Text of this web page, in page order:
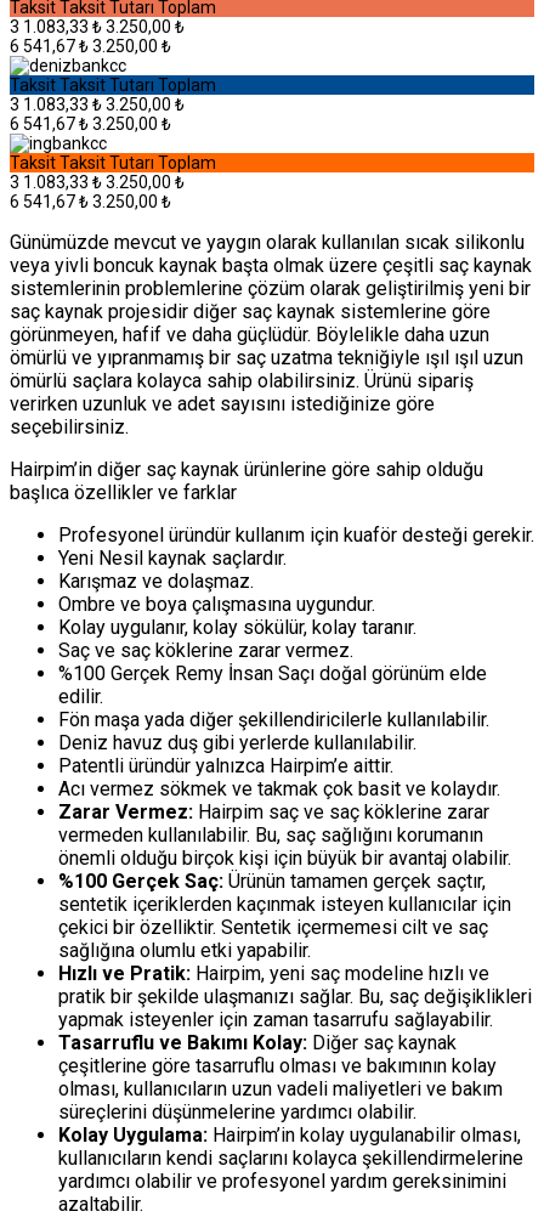
TaksitTaksit Tutarı Toplam
3 1.083,33 ₺3.250,00 ₺
6 541,67 ₺3.250,00 ₺
TaksitTaksit Tutarı Toplam
3 1.083,33 ₺3.250,00 ₺
6 541,67 ₺3.250,00 ₺
TaksitTaksit Tutarı Toplam
3 1.083,33 ₺3.250,00 ₺
6 541,67 ₺3.250,00 ₺
Günümüzde mevcut ve yaygın olarak kullanılan sıcak silikonlu
veya yivli boncuk kaynak başta olmak üzere çeşitli saç kaynak
sistemlerinin problemlerine çözüm olarak geliştirilmiş yeni bir
saç kaynak projesidir diğer saç kaynak sistemlerine göre
görünmeyen, hafif ve daha güçlüdür. Böylelikle daha uzun
ömürlü ve yıpranmamış bir saç uzatma tekniğiyle ışıl ışıl uzun
ömürlü saçlara kolayca sahip olabilirsiniz. Ürünü sipariş
verirken uzunluk ve adet sayısını istediğinize göre
seçebilirsiniz.
Hairpim’in diğer saç kaynak ürünlerine göre sahip olduğu
başlıca özellikler ve farklar
Profesyonel üründür kullanım için kuaför desteği gerekir.
Yeni Nesil kaynak saçlardır.
Karışmaz ve dolaşmaz.
Ombre ve boya çalışmasına uygundur.
Kolay uygulanır, kolay sökülür, kolay taranır.
Saç ve saç köklerine zarar vermez.
%100 Gerçek Remy İnsan Saçı doğal görünüm elde
edilir.
Fön maşa yada diğer şekillendiricilerle kullanılabilir.
Deniz havuz duş gibi yerlerde kullanılabilir.
Patentli üründür yalnızca Hairpim’e aittir.
Acı vermez sökmek ve takmak çok basit ve kolaydır.
Zarar Vermez: Hairpim saç ve saç köklerine zarar
vermeden kullanılabilir. Bu, saç sağlığını korumanın
önemli olduğu birçok kişi için büyük bir avantaj olabilir.
%100 Gerçek Saç: Ürünün tamamen gerçek saçtır,
sentetik içeriklerden kaçınmak isteyen kullanıcılar için
çekici bir özelliktir. Sentetik içermemesi cilt ve saç
sağlığına olumlu etki yapabilir.
Hızlı ve Pratik: Hairpim, yeni saç modeline hızlı ve
pratik bir şekilde ulaşmanızı sağlar. Bu, saç değişiklikleri
yapmak isteyenler için zaman tasarrufu sağlayabilir.
Tasarruflu ve Bakımı Kolay: Diğer saç kaynak
çeşitlerine göre tasarruflu olması ve bakımının kolay
olması, kullanıcıların uzun vadeli maliyetleri ve bakım
süreçlerini düşünmelerine yardımcı olabilir.
Kolay Uygulama: Hairpim’in kolay uygulanabilir olması,
kullanıcıların kendi saçlarını kolayca şekillendirmelerine
yardımcı olabilir ve profesyonel yardım gereksinimini
azaltabilir.